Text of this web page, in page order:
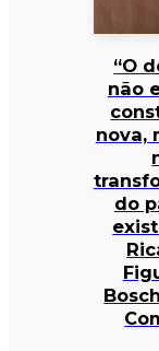
“O
não
nova,
do